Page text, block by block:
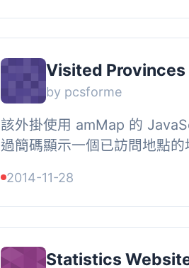
Visited Provinces
by pcsforme
該外掛使用 amMap 的
過簡碼顯示一個已訪問地點的
以使用以下字段添加文本，並...
2014-11-28
Statistics